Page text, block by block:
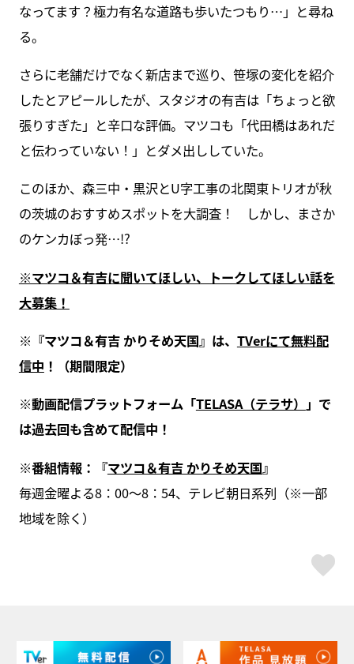
なってます？極力有名な道路も歩いたつもり…」と尋ね
る。
さらに老舗だけでなく新店まで巡り、笹塚の変化を紹介
したとアピールしたが、スタジオの有吉は「ちょっと欲
張りすぎた」と辛口な評価。マツコも「代田橋はあれだ
と伝わっていない！」とダメ出ししていた。
このほか、森三中・黒沢とU字工事の北関東トリオが秋
の茨城のおすすめスポットを大調査！ しかし、まさか
のケンカぼっ発…!?
※マツコ＆有吉に聞いてほしい、トークしてほしい話を
大募集！
※『マツコ＆有吉 かりそめ天国』は、 TVerにて無料配
信中 ！（期間限定）
※動画配信プラットフォーム「TELASA（テラサ） 」で
は過去回も含めて配信中！
※番組情報：『マツコ＆有吉 かりそめ天国』
毎週金曜よる8：00～8：54、テレビ朝日系列（※一部
地域を除く）